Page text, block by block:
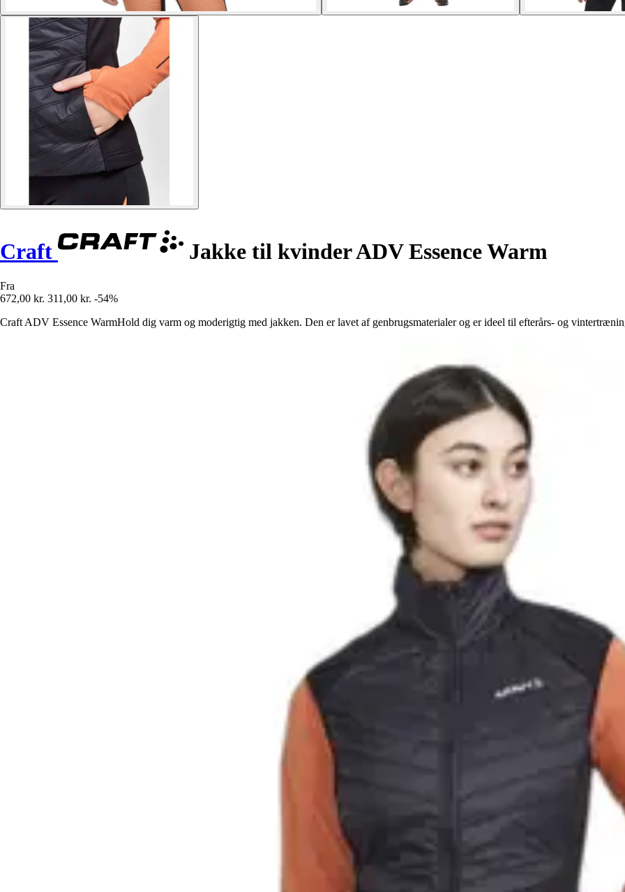
Craft Jakke til kvinder ADV Essence Warm
Fra
672,00 kr. 311,00 kr. -54%
Craft ADV Essence WarmHold dig varm og moderigtig med jakken. Den er lavet af genbrugsmaterialer og er ideel til efterårs- og